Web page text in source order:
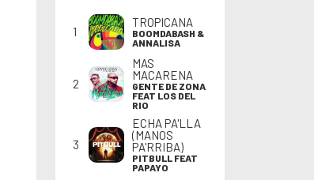
1
TROPICANA
BOOMDABASH &
ANNALISA
2
MAS
MACARENA
GENTE DE ZONA
FEAT LOS DEL
RIO
3
ECHA PA'LLA
(MANOS
PA'RRIBA)
PITBULL FEAT
PAPAYO